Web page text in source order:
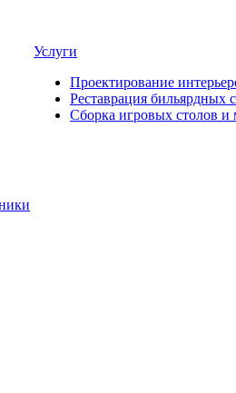
Услуги
Проектирование
Реставрация бильярдных
Сборка игровых столов и